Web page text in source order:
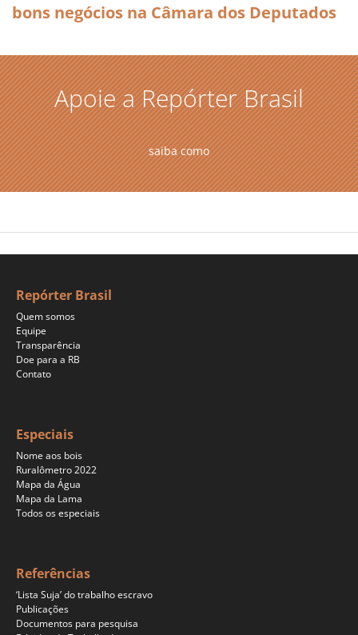
bons negócios na Câmara dos Deputados
Apoie a Repórter Brasil
saiba como
Repórter Brasil
Quem somos
Equipe
Transparência
Doe para a RB
Contato
Especiais
Nome aos bois
Ruralômetro 2022
Mapa da Água
Mapa da Lama
Todos os especiais
Referências
‘Lista Suja’ do trabalho escravo
Publicações
Documentos para pesquisa